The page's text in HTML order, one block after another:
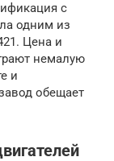
с
одним из
Цена и
немалую
и
обещает